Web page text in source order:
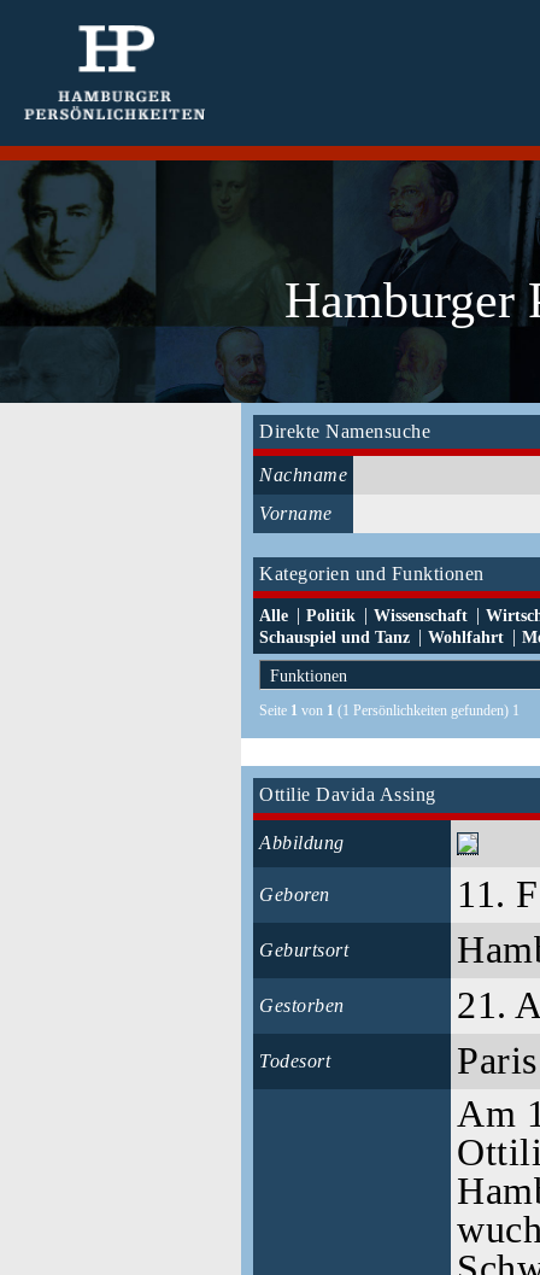
Hamburger
Direkte Namensuche
Nachname
Vorname
Kategorien und Funktionen
Alle | Politik | Wissenschaft |
Schauspiel und Tanz | Wohlfahrt |
Seite 1 von 1 (1 Persönlichkeiten gefunden) 1
Ottilie Davida Assing
Abbildung
Geboren 11.
Geburtsort
Gestorben 21.
Todesort
Am